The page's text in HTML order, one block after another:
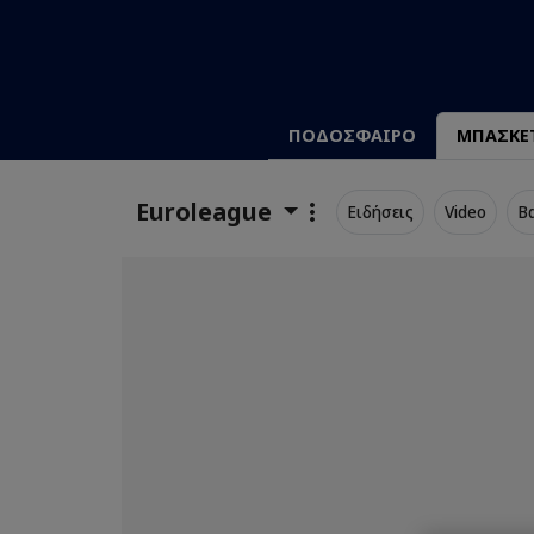
ΠΟΔΟΣΦΑΙΡΟ
Euroleague Ειδήσεις Video